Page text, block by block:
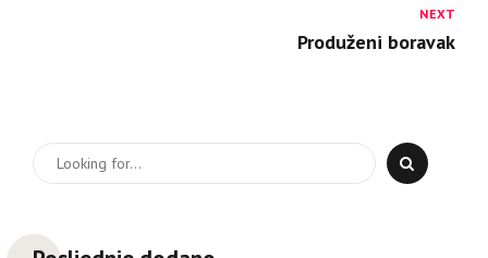
NEXT
Produženi boravak